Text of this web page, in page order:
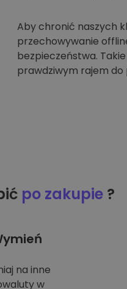
Aby chronić naszych
przechowywanie
bezpieczeństwa.
prawdziwym rajem
po zakupie?
na inne
w